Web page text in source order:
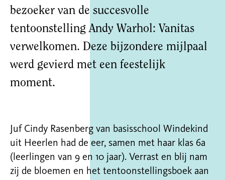
bezoeker van de succesvolle
tentoonstelling Andy Warhol: Vanitas
verwelkomen. Deze bijzondere mijlpaal
werd gevierd met een feestelijk
moment.
Juf Cindy Rasenberg van basisschool Windekind
uit Heerlen had de eer, samen met haar klas 6a
(leerlingen van 9 en 10 jaar). Verrast en blij nam
zij de bloemen en het tentoonstellingsboek aan